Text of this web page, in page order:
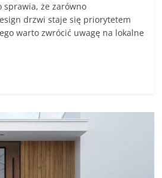
sprawia, że zarówno
drzwi staje się priorytetem
warto zwrócić uwagę na lokalne